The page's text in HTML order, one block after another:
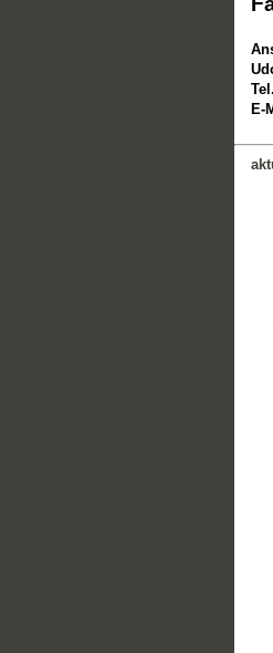
E-